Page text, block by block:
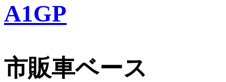
A1GP
市販車ベース